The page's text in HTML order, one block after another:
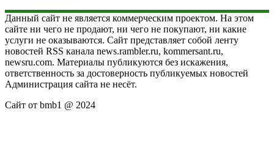
Данный сайт не является коммерческим проектом. На этом
сайте ни чего не продают, ни чего не покупают, ни какие
услуги не оказываются. Сайт представляет собой ленту
новостей RSS канала news.rambler.ru, kommersant.ru,
newsru.com. Материалы публикуются без искажения,
ответственность за достоверность публикуемых новостей
Администрация сайта не несёт.
Сайт от bmb1 @ 2024